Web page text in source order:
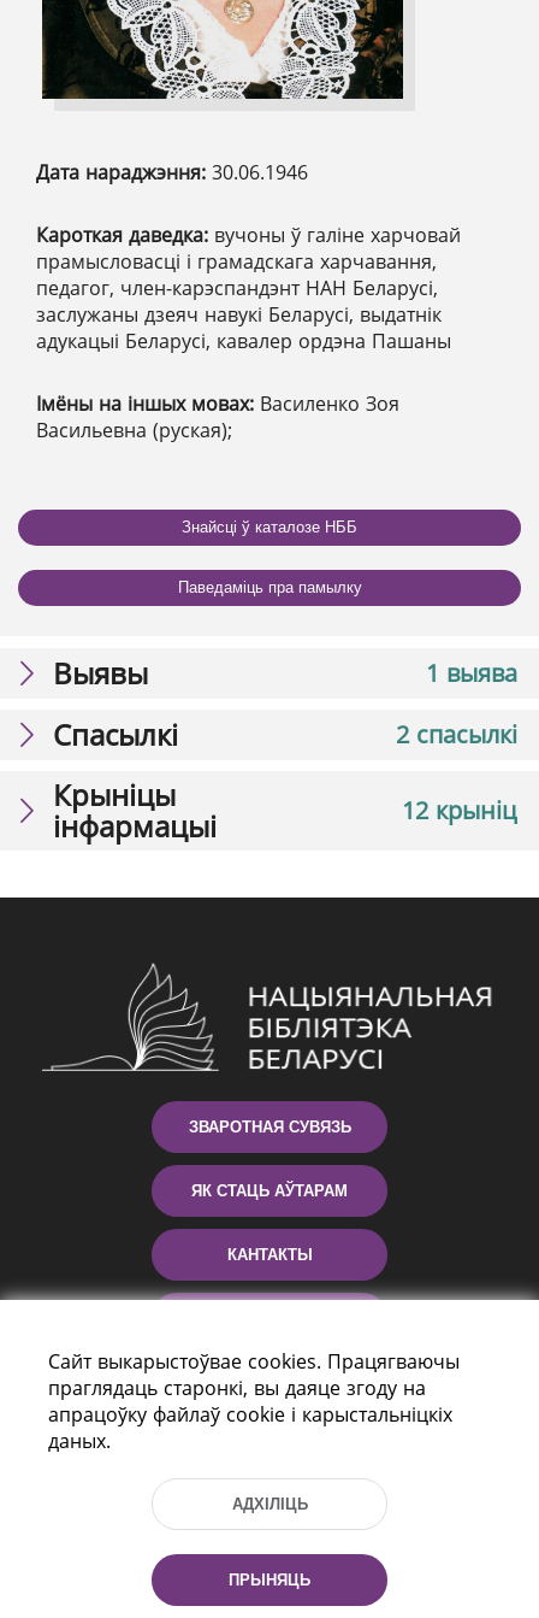
Дата нараджэння: 30.06.1946
Кароткая даведка: вучоны ў галіне харчовай
прамысловасці і грамадскага харчавання,
педагог, член-карэспандэнт НАН Беларусі,
заслужаны дзеяч навукі Беларусі, выдатнік
адукацыі Беларусі, кавалер ордэна Пашаны
Імёны на іншых мовах: Василенко Зоя
Васильевна (руская);
Знайсці ў каталозе НББ
Паведаміць пра памылку
1 выява
Выявы
2 спасылкі
Спасылкі
12 крыніц
Крыніцы
інфармацыі
ЗВАРОТНАЯ СУВЯЗЬ
ЯК СТАЦЬ АЎТАРАМ
КАНТАКТЫ
праспект Незалежнасці 116
г. Мiнск, Рэспубліка Беларусь, 220114
Тэл.: (+375 17) 368 37 37, Факс: (+375 17)
Сайт выкарыстоўвае cookies. Працягваючы
праглядаць старонкі, вы даяце згоду на
апрацоўку файлаў cookie і карыстальніцкіх
даных.
АДХІЛІЦЬ
ПРЫНЯЦЬ